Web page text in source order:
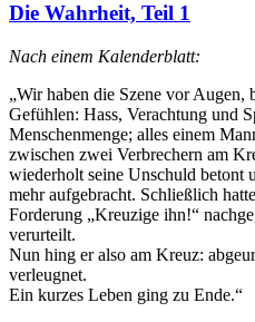
Die Wahrheit, Teil 1
Nach einem Kalenderblatt:
„Wir haben die Szene vor Augen,
Gefühlen: Hass, Verachtung und
Menschenmenge; alles einem
zwischen zwei Verbrechern am
wiederholt seine Unschuld betont
mehr aufgebracht. Schließlich
Forderung „Kreuzige ihn!“
verurteilt.
Nun hing er also am Kreuz:
verleugnet.
Ein kurzes Leben ging zu Ende.“